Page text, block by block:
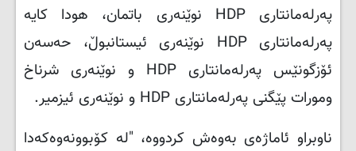
پەرلەمانتاری HDP نوێنەری باتمان، هودا کایە
پەرلەمانتاری HDP نوێنەری ئیستانبوڵ، حەسەن
ئۆزگونێس پەرلەمانتاری HDP و نوێنەری شرناخ
ومورات پێگنی پەرلەمانتاری HDP و نوێنەری ئیزمیر.
ناوبراو ئاماژەی بەوەش کردووە، "لە کۆبوونەوەکەدا